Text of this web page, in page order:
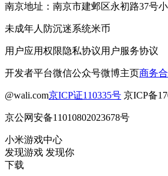
南京地址：南京市建邺区永初路37号
未成年人防沉迷系统米币
用户应用权限隐私协议用户服务协议
开发者平台微信公众号微博主页商务
@wali.com京ICP证110335号 京ICP备
京公网安备11010802023678号
小米游戏中心
发现游戏 发现你
下载